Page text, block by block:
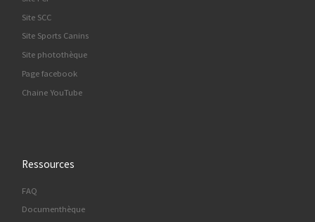
Site SCC
Site Sports Canins
Site photothèque
Page facebook
Chaine YouTube
Ressources
FAQ
Documenthèque